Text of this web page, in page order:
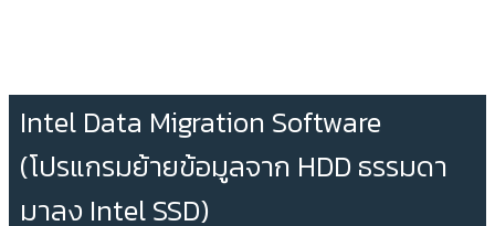
Intel Data Migration Software
(โปรแกรมย้ายข้อมูลจาก HDD ธรรมดา
มาลง Intel SSD)